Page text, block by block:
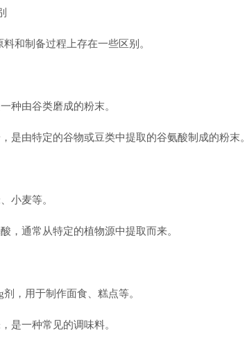
和制备过程上存在一些区别。
种由谷类磨成的粉末。
是由特定的谷物或豆类中提取的谷氨酸制成的粉末。
小麦等。
，通常从特定的植物源中提取而来。
，用于制作面食、糕点等。
是一种常见的调味料。